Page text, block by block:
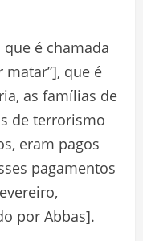
é chamada
matar”], que é
as famílias de
de terrorismo
eram pagos
pagamentos
por Abbas].